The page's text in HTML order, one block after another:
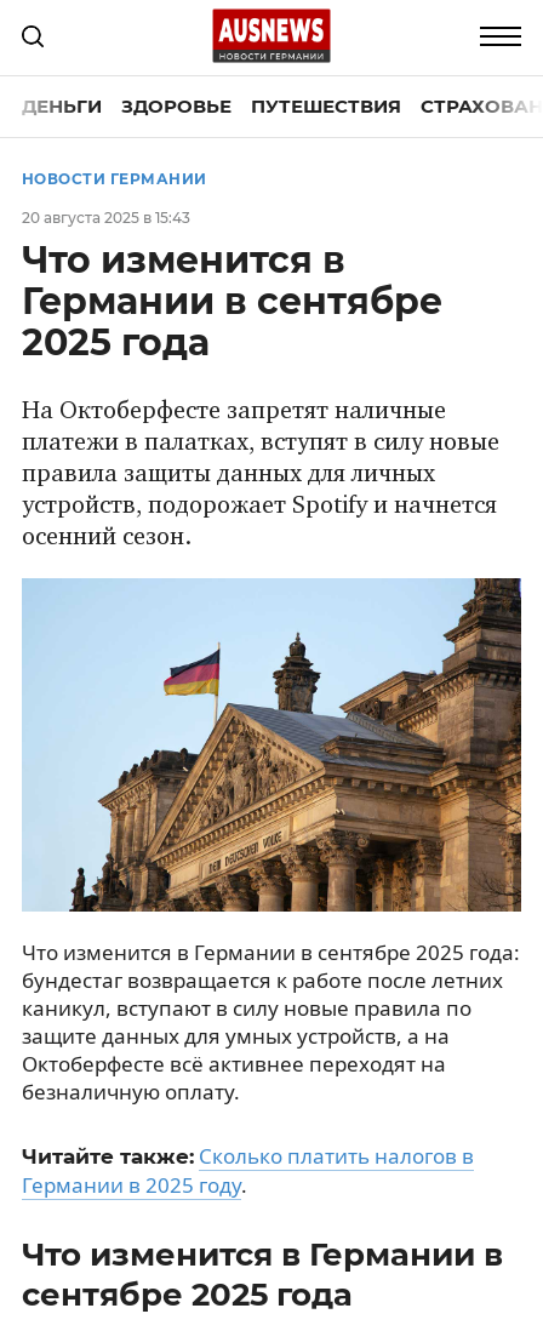
ДЕНЬГИ ЗДОРОВЬЕ ПУТЕШЕСТВИЯ
НОВОСТИ ГЕРМАНИИ
20 августа 2025 в 15:43
Что изменится в
Германии в сентябре
2025 года
На Октоберфесте запретят наличные
платежи в палатках, вступят в силу новые
правила защиты данных для личных
устройств, подорожает Spotify и начнется
осенний сезон.
Что изменится в Германии в сентябре 2025 года:
бундестаг возвращается к работе после летних
каникул, вступают в силу новые правила по
защите данных для умных устройств, а на
Октоберфесте всё активнее переходят на
безналичную оплату.
Читайте также: Сколько платить налогов в
Германии в 2025 году.
Что изменится в Германии в
сентябре 2025 года